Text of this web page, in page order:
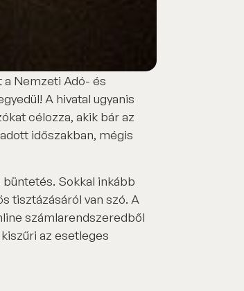
a Nemzeti Adó- és
A hivatal ugyanis
célozza, akik bár az
időszakban, mégis
Sokkal inkább
tisztázásáról van szó. A
számlarendszeredből
az esetleges